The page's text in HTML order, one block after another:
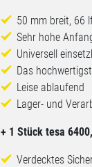
50 mm breit, 66
Sehr hohe
Universell
Das
Leise ablaufend
Lager- und
+ 1 Stück tesa
Verdecktes